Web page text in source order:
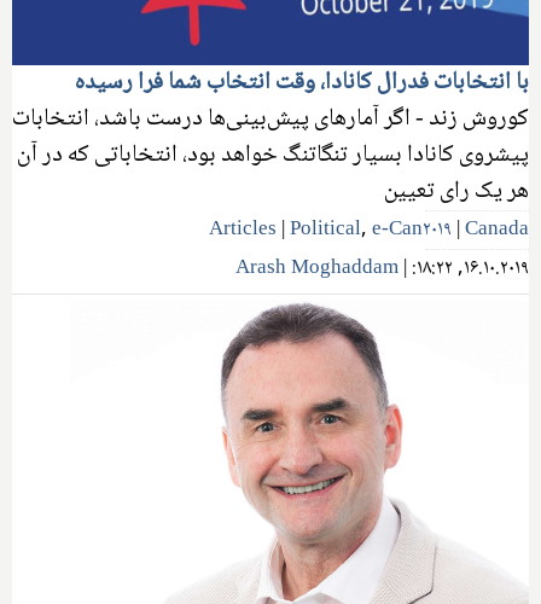
با انتخابات فدرال کانادا، وقت انتخاب شما فرا رسیده
کوروش زند - اگر آمارهای پیش‌بینی‌ها درست باشد، انتخابات
پیشروی کانادا بسیار تنگاتنگ خواهد بود، انتخاباتی که در آن
هر یک رای تعیین
Articles |Political,e-Can۲۰۱۹ |Canada
۱۶.۱۰.۲۰۱۹, ۱۸:۲۲:
|
Arash Moghaddam